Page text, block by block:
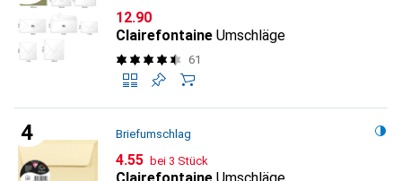
CHF
12.90
Clairefontaine Umschläge
61
Briefumschlag
CHF
4.55 bei 3 Stück